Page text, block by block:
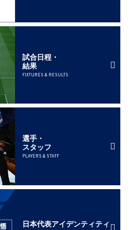
試合日程・
結果
FIXTURES & RESULTS
選手・
スタッフ
PLAYERS & STAFF
日本代表アイデンティティ